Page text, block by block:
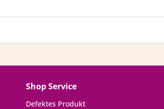
Shop Service
Defektes Produkt